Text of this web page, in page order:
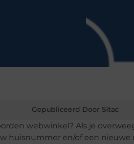
Gepubliceerd Door Sitac
webwinkel? Als je
huisnummer en/of een nieuwe